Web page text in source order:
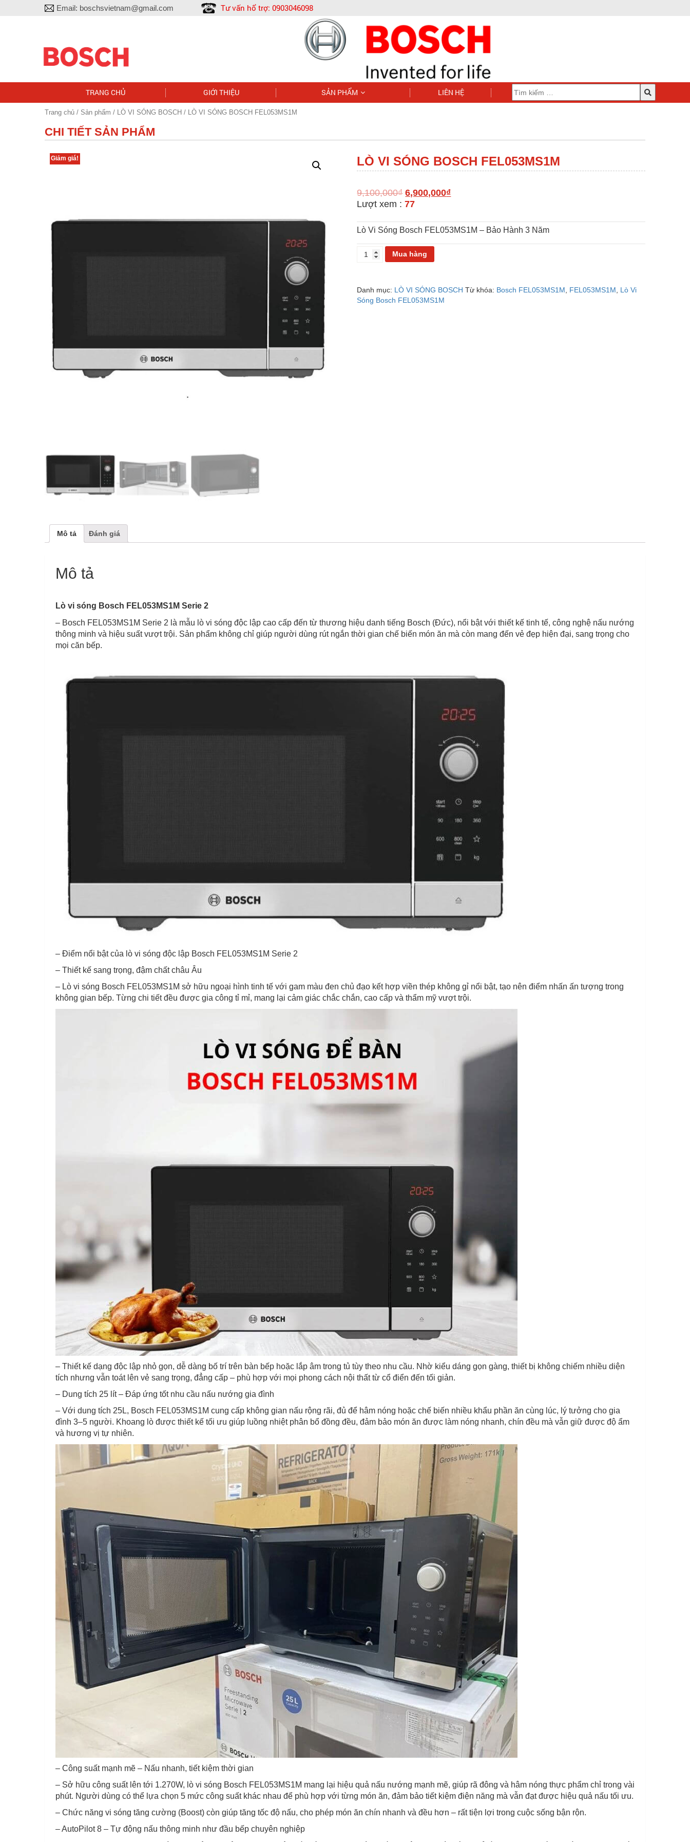
Email: boschsvietnam@gmail.com Tư vấn hổ trợ: 0903046098
TRANG CHỦ GIỚI THIỆU SẢN PHẨM LIÊN HỆ
Trang chủ / Sản phẩm / LÒ VI SÓNG BOSCH / LÒ VI SÓNG BOSCH FEL053MS1M
CHI TIẾT SẢN PHẨM
Giảm giá! LÒ VI SÓNG BOSCH FEL053MS1M
9,100,000₫ 6,900,000₫
Lượt xem : 77
Lò Vi Sóng Bosch FEL053MS1M – Bảo Hành 3 Năm
LÒ
FEL053MS1M
số
Mua hàng
Danh mục: LÒ VI SÓNG BOSCH Từ khóa: Bosch FEL053MS1M FEL053MS1M
Lò Vi
Sóng Bosch FEL053MS1M
Mô tả Đánh giá
Mô tả
Lò vi sóng Bosch FEL053MS1M Serie 2
– Bosch FEL053MS1M Serie 2 là mẫu lò vi sóng độc lập cao cấp đến từ thương hiệu danh tiếng Bosch (Đức), nổi bật với thiết kế tinh tế, công nghệ nấu nướng
thông minh và hiệu suất vượt trội. Sản phẩm không chỉ giúp người dùng rút ngắn thời gian chế biến món ăn mà còn mang đến vẻ đẹp hiện đại, sang trọng cho
mọi căn bếp.
– Điểm nổi bật của lò vi sóng độc lập Bosch FEL053MS1M Serie 2
– Thiết kế sang trọng, đậm chất châu Âu
– Lò vi sóng Bosch FEL053MS1M sở hữu ngoại hình tinh tế với gam màu đen chủ đạo kết hợp viền thép không gỉ nổi bật, tạo nên điểm nhấn ấn tượng trong
không gian bếp. Từng chi tiết đều được gia công tỉ mỉ, mang lại cảm giác chắc chắn, cao cấp và thẩm mỹ vượt trội.
– Thiết kế dạng độc lập nhỏ gọn, dễ dàng bố trí trên bàn bếp hoặc lắp âm trong tủ tùy theo nhu cầu. Nhờ kiểu dáng gọn gàng, thiết bị không chiếm nhiều diện
tích nhưng vẫn toát lên vẻ sang trọng, đẳng cấp – phù hợp với mọi phong cách nội thất từ cổ điển đến tối giản.
– Dung tích 25 lít – Đáp ứng tốt nhu cầu nấu nướng gia đình
– Với dung tích 25L, Bosch FEL053MS1M cung cấp không gian nấu rộng rãi, đủ để hâm nóng hoặc chế biến nhiều khẩu phần ăn cùng lúc, lý tưởng cho gia
đình 3–5 người. Khoang lò được thiết kế tối ưu giúp luồng nhiệt phân bổ đồng đều, đảm bảo món ăn được làm nóng nhanh, chín đều mà vẫn giữ được độ ẩm
và hương vị tự nhiên.
– Công suất mạnh mẽ – Nấu nhanh, tiết kiệm thời gian
– Sở hữu công suất lên tới 1.270W, lò vi sóng Bosch FEL053MS1M mang lại hiệu quả nấu nướng mạnh mẽ, giúp rã đông và hâm nóng thực phẩm chỉ trong vài
phút. Người dùng có thể lựa chọn 5 mức công suất khác nhau để phù hợp với từng món ăn, đảm bảo tiết kiệm điện năng mà vẫn đạt được hiệu quả nấu tối ưu.
– Chức năng vi sóng tăng cường (Boost) còn giúp tăng tốc độ nấu, cho phép món ăn chín nhanh và đều hơn – rất tiện lợi trong cuộc sống bận rộn.
– AutoPilot 8 – Tự động nấu thông minh như đầu bếp chuyên nghiệp